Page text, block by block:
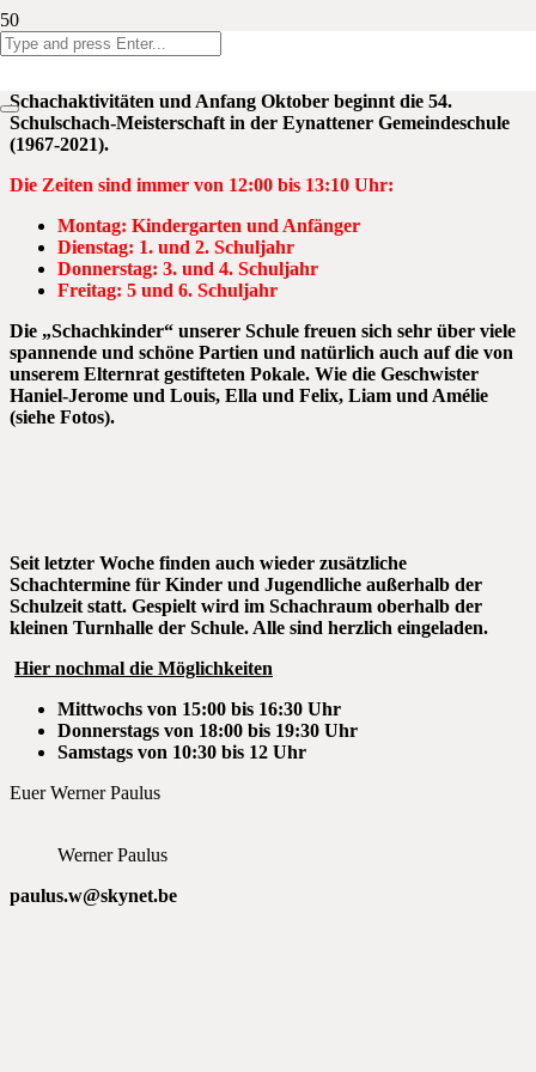
Liebe Eltern, liebe Schachfreunde
Schachaktivitäten und Anfang Oktober beginnt die 54.
Schulschach-Meisterschaft in der Eynattener Gemeindeschule
(1967-2021).
Die Zeiten sind immer von 12:00 bis 13:10 Uhr:
Montag: Kindergarten und Anfänger
Dienstag: 1. und 2. Schuljahr
Donnerstag: 3. und 4. Schuljahr
Freitag: 5 und 6. Schuljahr
Die „Schachkinder“ unserer Schule freuen sich sehr über viele
spannende und schöne Partien und natürlich auch auf die von
unserem Elternrat gestifteten Pokale. Wie die Geschwister
Haniel-Jerome und Louis, Ella und Felix, Liam und Amélie
(siehe Fotos).
Seit letzter Woche finden auch wieder zusätzliche
Schachtermine für Kinder und Jugendliche außerhalb der
Schulzeit statt. Gespielt wird im Schachraum oberhalb der
kleinen Turnhalle der Schule. Alle sind herzlich eingeladen.
Hier nochmal die Möglichkeiten
Mittwochs von 15:00 bis 16:30 Uhr
Donnerstags von 18:00 bis 19:30 Uhr
Samstags von 10:30 bis 12 Uhr
Euer Werner Paulus
Werner Paulus
paulus.w@skynet.be